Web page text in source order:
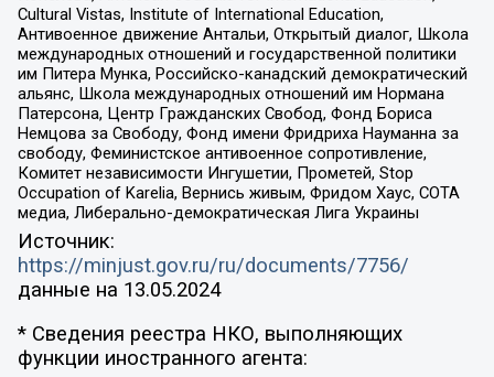
Cultural Vistas, Institute of International Education,
Антивоенное движение Антальи, Открытый диалог, Школа
международных отношений и государственной политики
им Питера Мунка, Российско-канадский демократический
альянс, Школа международных отношений им Нормана
Патерсона, Центр Гражданских Свобод, Фонд Бориса
Немцова за Свободу, Фонд имени Фридриха Науманна за
свободу, Феминистское антивоенное сопротивление,
Комитет независимости Ингушетии, Прометей, Stop
Occupation of Karelia, Вернись живым, Фридом Хаус, СОТА
медиа, Либерально-демократическая Лига Украины
Источник:
https://minjust.gov.ru/ru/documents/7756/
данные на 13.05.2024
* Сведения реестра НКО, выполняющих
функции иностранного агента: